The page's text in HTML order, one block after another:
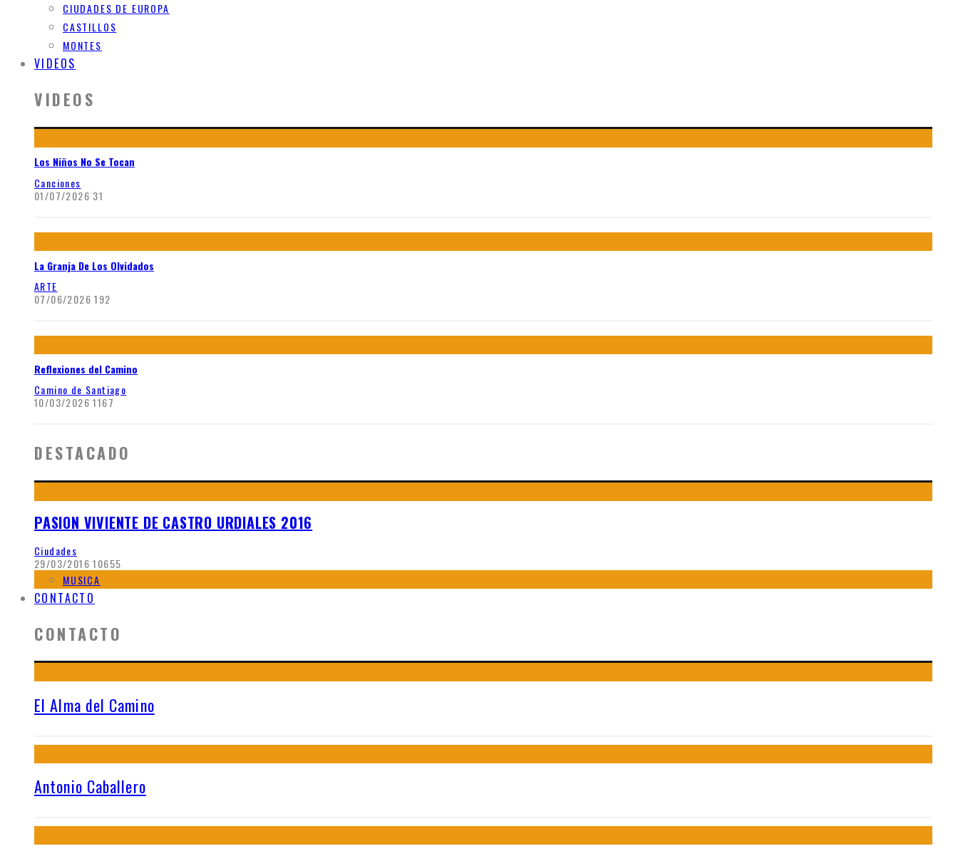
CIUDADES DE EUROPA
CASTILLOS
MONTES
VIDEOS
VIDEOS
Los Niños No Se Tocan
Canciones
01/07/2026 31
La Granja De Los Olvidados
ARTE
07/06/2026 192
Reflexiones del Camino
Camino de Santiago
10/03/2026 1167
DESTACADO
PASION VIVIENTE DE CASTRO URDIALES 2016
Ciudades
29/03/2016 10655
MUSICA
CONTACTO
CONTACTO
El Alma del Camino
Antonio Caballero